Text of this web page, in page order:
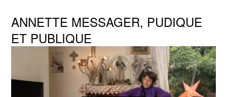
ANNETTE MESSAGER, PUDIQUE
ET PUBLIQUE